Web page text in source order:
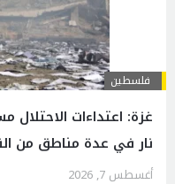
فلسطين
غزة: اعتداءات
نار في عدة مناطق من
أغسطس 7, 2026